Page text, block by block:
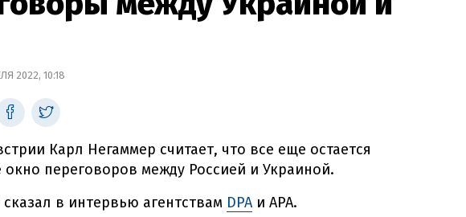
2022, 10:18
Карл Негаммер считает, что все еще остается
переговоров между Россией и Украиной.
в интервью агентствам DPA и APA.